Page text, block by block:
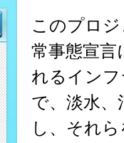
このプロ
常事態宣
れるイン
で、淡水、
し、それ